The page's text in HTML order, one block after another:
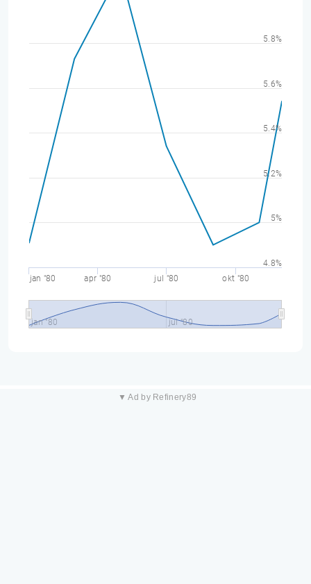
jan "80 apr "80 jul "80 okt "80
jan "80 jul "80
4.8%
5%
5.2%
5.4%
5.6%
5.8%
▼ Ad by Refinery89